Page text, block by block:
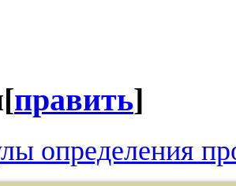
[править]
определения